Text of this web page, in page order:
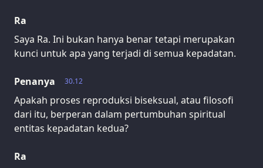
Ra
Saya Ra. Ini bukan hanya benar tetapi merupakan
kunci untuk apa yang terjadi di semua kepadatan.
30.12
Penanya
Apakah proses reproduksi biseksual, atau filosofi
dari itu, berperan dalam pertumbuhan spiritual
entitas kepadatan kedua?
Ra